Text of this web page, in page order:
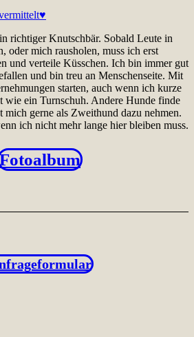
richtiger Knutschbär. Sobald Leute in
oder mich rausholen, muss ich erst
und verteile Küsschen. Ich bin immer gut
und bin treu an Menschenseite. Mit
starten, auch wenn ich kurze
wie ein Turnschuh. Andere Hunde finde
mich gerne als Zweithund dazu nehmen.
ich nicht mehr lange hier bleiben muss.
Fotoalbum